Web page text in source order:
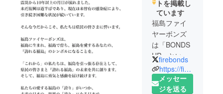
トを掲載し
ています
福島ファイ
ヤーボンズ
は「BONDS
UP」という
クラブアイ
デンティ
ティを掲
firebonds
https://firebonds.jp/
メッセー
ジを送る